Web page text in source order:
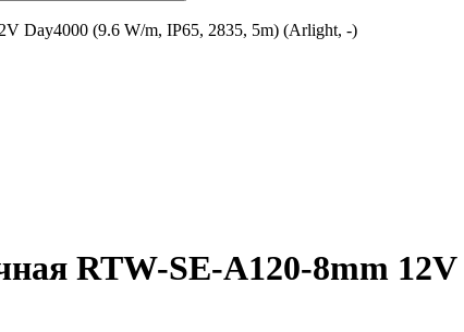
Day4000 (9.6 W/m, IP65, 2835, 5m) (Arlight, -)
RTW-SE-A120-8mm